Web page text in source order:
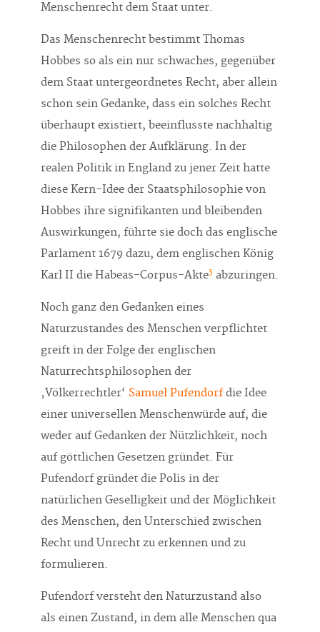
Menschenrecht dem Staat unter.
Das Menschenrecht bestimmt Thomas
Hobbes so als ein nur schwaches, gegenüber
dem Staat untergeordnetes Recht, aber allein
schon sein Gedanke, dass ein solches Recht
überhaupt existiert, beeinflusste nachhaltig
die Philosophen der Aufklärung. In der
realen Politik in England zu jener Zeit hatte
diese Kern-Idee der Staatsphilosophie von
Hobbes ihre signifikanten und bleibenden
Auswirkungen, führte sie doch das englische
Parlament 1679 dazu, dem englischen König
Karl II die Habeas-Corpus-Akte3 abzuringen.
Noch ganz den Gedanken eines
Naturzustandes des Menschen verpflichtet
greift in der Folge der englischen
Naturrechtsphilosophen der
‚Völkerrechtler‘ Samuel Pufendorfdie Idee
einer universellen Menschenwürde auf, die
weder auf Gedanken der Nützlichkeit, noch
auf göttlichen Gesetzen gründet. Für
Pufendorf gründet die Polis in der
natürlichen Geselligkeit und der Möglichkeit
des Menschen, den Unterschied zwischen
Recht und Unrecht zu erkennen und zu
formulieren.
Pufendorf versteht den Naturzustand also
als einen Zustand, in dem alle Menschen qua